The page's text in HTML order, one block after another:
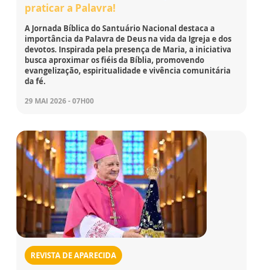
praticar a Palavra!
A Jornada Bíblica do Santuário Nacional destaca a
importância da Palavra de Deus na vida da Igreja e dos
devotos. Inspirada pela presença de Maria, a iniciativa
busca aproximar os fiéis da Bíblia, promovendo
evangelização, espiritualidade e vivência comunitária
da fé.
29 MAI 2026 - 07H00
REVISTA DE APARECIDA